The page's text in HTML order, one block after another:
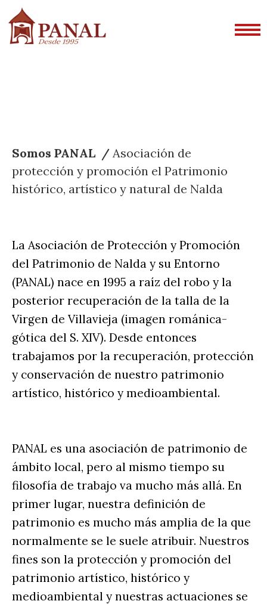
Somos PANAL / Asociación de
protección y promoción el Patrimonio
histórico, artístico y natural de Nalda
La Asociación de Protección y Promoción
del Patrimonio de Nalda y su Entorno
(PANAL) nace en 1995 a raíz del robo y la
posterior recuperación de la talla de la
Virgen de Villavieja (imagen románica-
gótica del S. XIV). Desde entonces
trabajamos por la recuperación, protección
y conservación de nuestro patrimonio
artístico, histórico y medioambiental.
PANAL es una asociación de patrimonio de
ámbito local, pero al mismo tiempo su
filosofía de trabajo va mucho más allá. En
primer lugar, nuestra definición de
patrimonio es mucho más amplia de la que
normalmente se le suele atribuir. Nuestros
fines son la protección y promoción del
patrimonio artístico, histórico y
medioambiental y nuestras actuaciones se